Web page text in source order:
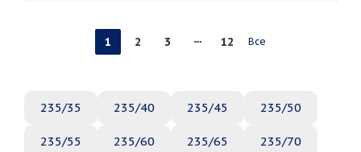
1 2 3 12 Все
235/35 235/40 235/45 235/50
235/55 235/60 235/65 235/70